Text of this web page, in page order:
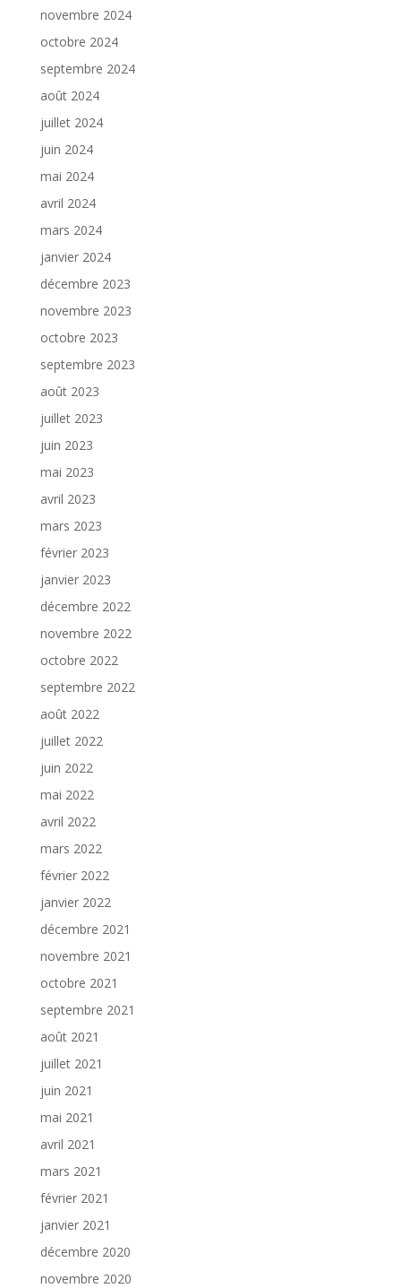
novembre 2024
octobre 2024
septembre 2024
août 2024
juillet 2024
juin 2024
mai 2024
avril 2024
mars 2024
janvier 2024
décembre 2023
novembre 2023
octobre 2023
septembre 2023
août 2023
juillet 2023
juin 2023
mai 2023
avril 2023
mars 2023
février 2023
janvier 2023
décembre 2022
novembre 2022
octobre 2022
septembre 2022
août 2022
juillet 2022
juin 2022
mai 2022
avril 2022
mars 2022
février 2022
janvier 2022
décembre 2021
novembre 2021
octobre 2021
septembre 2021
août 2021
juillet 2021
juin 2021
mai 2021
avril 2021
mars 2021
février 2021
janvier 2021
décembre 2020
novembre 2020